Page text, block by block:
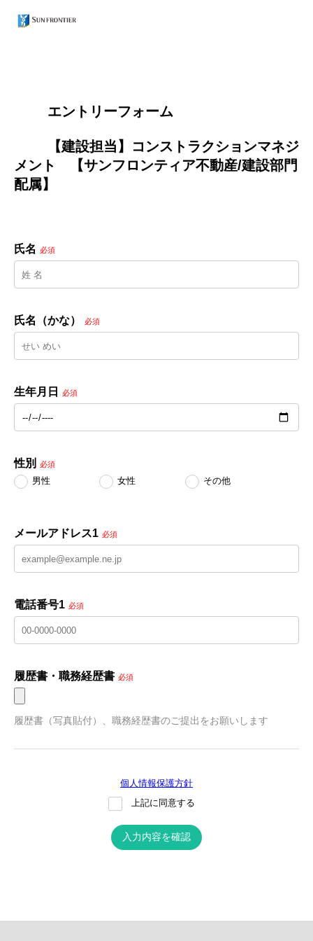
        エントリーフォーム
メント　【サンフロンティア不動産/建設部門
配属】
氏名 必須
氏名（かな） 必須
生年月日 必須
性別 必須
男性 女性 その他
メールアドレス1 必須
電話番号1 必須
履歴書・職務経歴書 必須
履歴書（写真貼付）、職務経歴書のご提出をお願いします
個人情報保護方針
上記に同意する
入力内容を確認